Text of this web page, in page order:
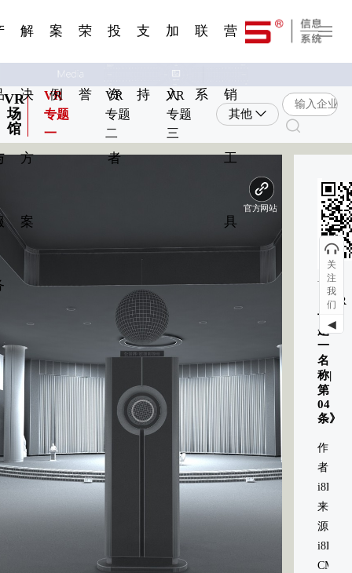
解
决
方
案
案
例
荣
誉
投
资
者
支
持
加
入
联
系
营
销
工
具
VR
场
馆
VR
专题
一
VR
专题
二
VR
专题
三
其他
环
扫
《VR
专
题
一
名
称|
第
04
条》
作
者：
来
源：
CMS
关
注
我
们
◀